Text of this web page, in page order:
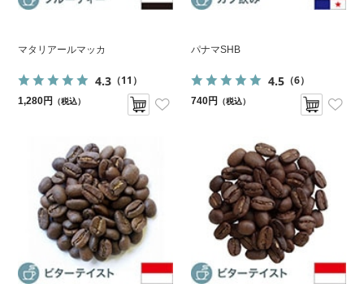
マタリアールマッカ
4.3（11）
1,280円 （税込）
パナマSHB
4.5（6）
740円 （税込）